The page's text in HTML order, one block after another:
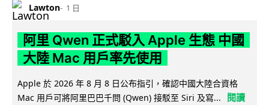
Lawton 1 日
阿里 Qwen 正式駁入 Apple 生態 中國
大陸 Mac 用戶率先使用
Apple 於 2026 年 8 月 8 日公布指引，確認中國大陸合資格
Mac 用戶可將阿里巴巴千問 (Qwen) 接駁至 Siri 及寫...
閱讀